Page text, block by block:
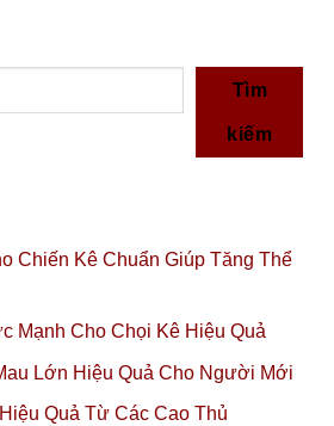
Tìm
kiếm
Chiến Kê Chuẩn Giúp Tăng Thể
Mạnh Cho Chọi Kê Hiệu Quả
Lớn Hiệu Quả Cho Người Mới
Quả Từ Các Cao Thủ